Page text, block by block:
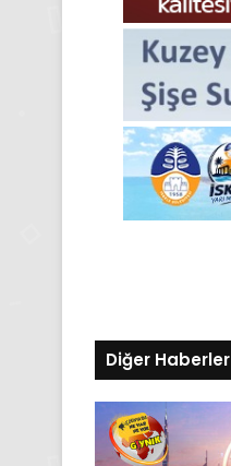
Diğer Haberler